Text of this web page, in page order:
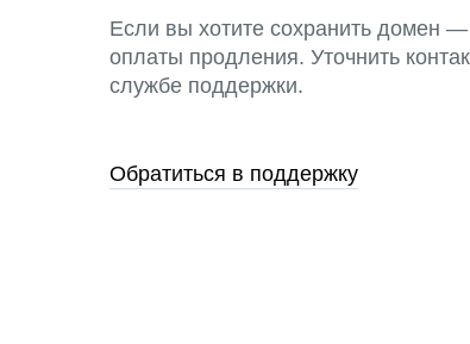
Если вы хотите сохранить домен
оплаты продления. Уточнить
службе поддержки.
Обратиться в поддержку